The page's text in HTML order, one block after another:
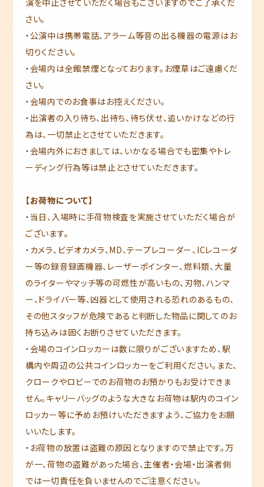
さい。
・公演中は携帯電話、アラーム等音の出る機器の電源はお
切りください。
・会場内は全館禁煙となっております。お煙草はご遠慮くだ
さい。
・会場内でのお食事はお控えください。
・出演者の入り待ち、出待ち、待ち伏せ、追いかけなどの行
為は、一切禁止とさせていただきます。
・会場内外におきましては、いかなる場合でも密集やトレ
ーディング行為等は禁止とさせていただきます。
【お荷物について】
・当日、入場時に手荷物検査を実施させていただく場合が
ございます。
・カメラ、ビデオカメラ、MD、テープレコーダー、ICレコーダ
ー等の録音録画機器、レーザーポインター、燃料類、大量
のライターやマッチ等の可燃性が高いもの、刃物、ハンマ
ー、ドライバー等、凶器として使用される恐れのあるもの、
その他スタッフが危険であると判断した物品に関してのお
持ち込みは固くお断りさせていただきます。
‧会場のコインロッカーは数に限りがございますため、駅
構内や周辺の公共コインロッカーをご利用ください。また、
クロークやロビーでのお荷物のお預かりもお受けできま
せん。キャリーバッグのような大きなお荷物は駅内のコイン
ロッカー等に予めお預けいただきますよう、ご協力をお願
いいたします。
・お荷物の放置は盗難の原因となりますので禁止です。万
が一、荷物の盗難があった場合、主催者・会場・出演者側
では一切責任を負いませんのでご注意ください。